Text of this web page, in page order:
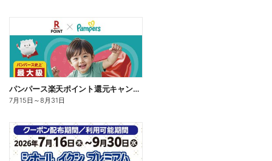
パンパース楽天ポイント還元キャンペーン
7月15日 ～8月31日